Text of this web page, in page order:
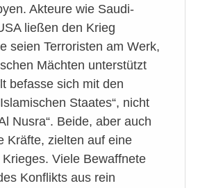
Akteure wie Saudi-
ließen den Krieg
seien Terroristen am Werk,
Mächten unterstützt
befasse sich mit den
Staates“, nicht
Nusra“. Beide, aber auch
Kräfte, zielten auf eine
Viele Bewaffnete
Konflikts aus rein